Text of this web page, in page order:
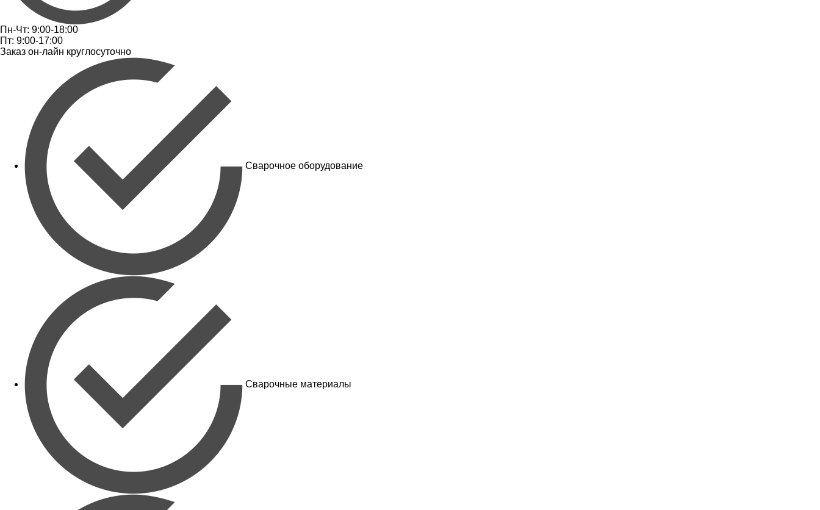
Пн-Чт: 9:00-18:00
Пт: 9:00-17:00
Заказ он-лайн круглосуточно
Сварочное оборудование
Сварочные материалы